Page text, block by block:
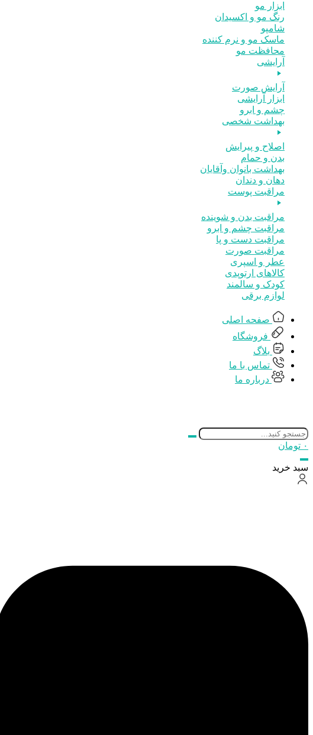
ابزار مو
رنگ مو و اکسیدان
شامپو
ماسک مو و نرم کننده
محافظت مو
آرایشی
آرایش صورت
ابزار آرایشی
چشم و ابرو
بهداشت شخصی
اصلاح و پیرایش
بدن و حمام
بهداشت بانوان وآقایان
دهان و دندان
مراقبت پوست
مراقبت بدن و شوینده
مراقبت چشم و ابرو
مراقبت دست و پا
مراقبت صورت
عطر و اسپری
کالاهای ارتوپدی
کودک و سالمند
لوازم برقی
صفحه اصلی
فروشگاه
بلاگ
تماس با ما
درباره ما
۰ تومان
سبد خرید